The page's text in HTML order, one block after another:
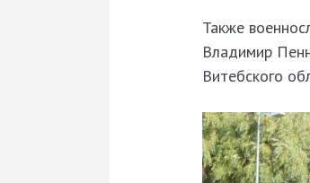
Также
Владимир
Витебского